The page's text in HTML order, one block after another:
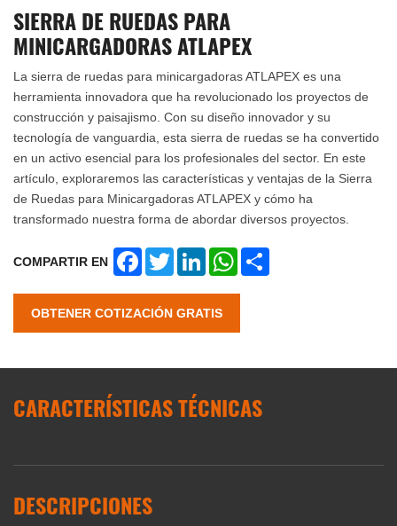
SIERRA DE RUEDAS PARA
MINICARGADORAS ATLAPEX
La sierra de ruedas para minicargadoras ATLAPEX es una
herramienta innovadora que ha revolucionado los proyectos de
construcción y paisajismo. Con su diseño innovador y su
tecnología de vanguardia, esta sierra de ruedas se ha convertido
en un activo esencial para los profesionales del sector. En este
artículo, exploraremos las características y ventajas de la Sierra
de Ruedas para Minicargadoras ATLAPEX y cómo ha
transformado nuestra forma de abordar diversos proyectos.
COMPARTIR EN FacebookTwitterLinkedInWhatsApp
OBTENER COTIZACIÓN GRATIS
CARACTERÍSTICAS TÉCNICAS
DESCRIPCIONES